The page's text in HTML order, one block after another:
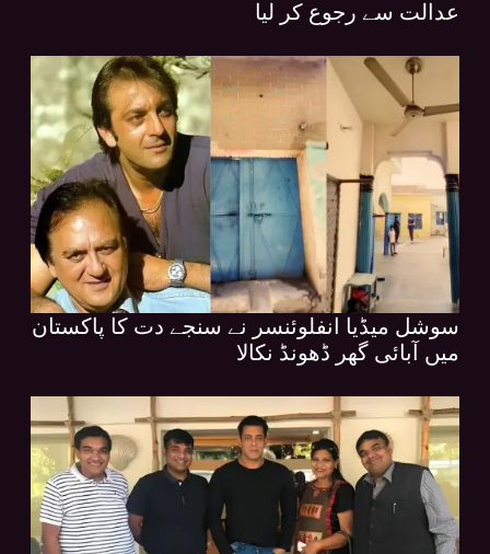
عدالت سے رجوع کر لیا
سوشل میڈیا انفلوئنسر نے سنجے دت کا پاکستان
میں آبائی گھر ڈھونڈ نکالا